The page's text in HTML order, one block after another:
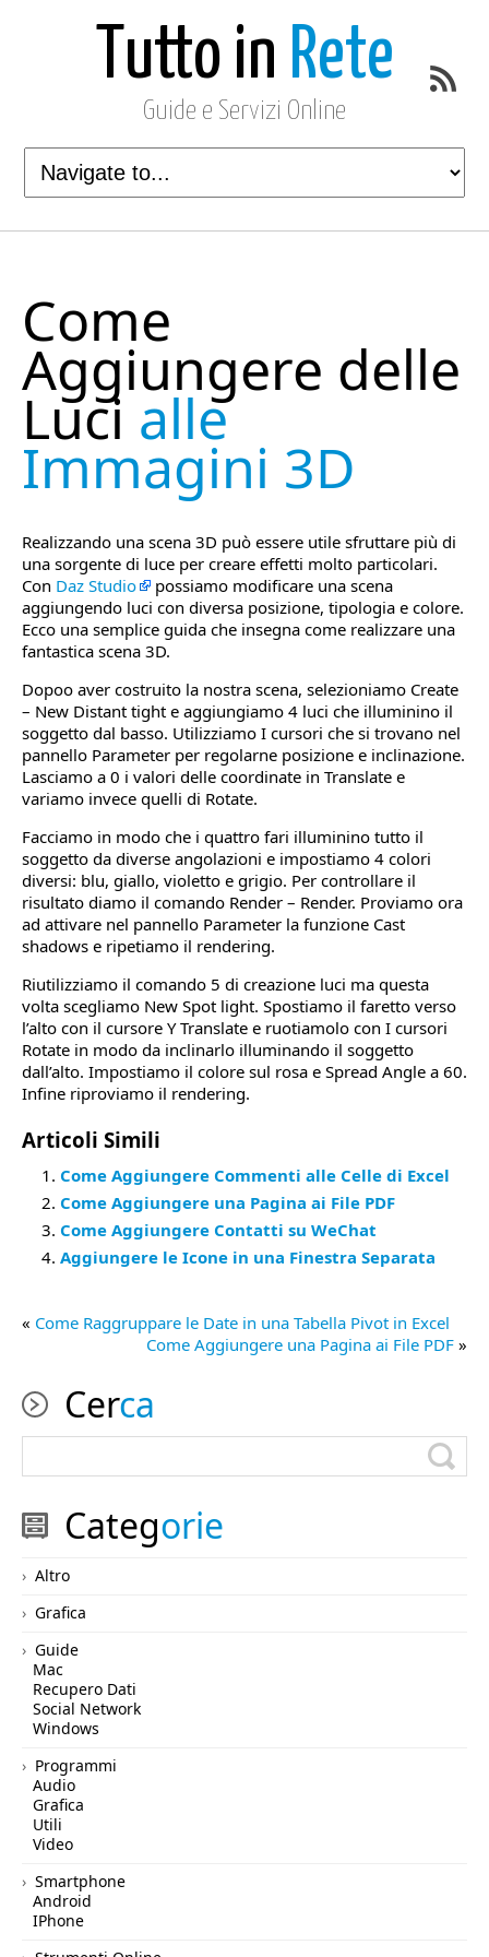
Tutto in Rete
Guide e Servizi Online
Come
Aggiungere delle
Luci alle
Immagini 3D
Realizzando una scena 3D può essere utile sfruttare più di
una sorgente di luce per creare effetti molto particolari.
Con Daz Studio
possiamo modificare una scena
aggiungendo luci con diversa posizione, tipologia e colore.
Ecco una semplice guida che insegna come realizzare una
fantastica scena 3D.
Dopoo aver costruito la nostra scena, selezioniamo Create
– New Distant tight e aggiungiamo 4 luci che illuminino il
soggetto dal basso. Utilizziamo I cursori che si trovano nel
pannello Parameter per regolarne posizione e inclinazione.
Lasciamo a 0 i valori delle coordinate in Translate e
variamo invece quelli di Rotate.
Facciamo in modo che i quattro fari illuminino tutto il
soggetto da diverse angolazioni e impostiamo 4 colori
diversi: blu, giallo, violetto e grigio. Per controllare il
risultato diamo il comando Render – Render. Proviamo ora
ad attivare nel pannello Parameter la funzione Cast
shadows e ripetiamo il rendering.
Riutilizziamo il comando 5 di creazione luci ma questa
volta scegliamo New Spot light. Spostiamo il faretto verso
l’alto con il cursore Y Translate e ruotiamolo con I cursori
Rotate in modo da inclinarlo illuminando il soggetto
dall’alto. Impostiamo il colore sul rosa e Spread Angle a 60.
Infine riproviamo il rendering.
Articoli Simili
Come Aggiungere Commenti alle Celle di Excel
Come Aggiungere una Pagina ai File PDF
Come Aggiungere Contatti su WeChat
Aggiungere le Icone in una Finestra Separata
« Come Raggruppare le Date in una Tabella Pivot in Excel
Come Aggiungere una Pagina ai File PDF »
Cerca
Categorie
Altro
Grafica
Guide
Mac
Recupero Dati
Social Network
Windows
Programmi
Audio
Grafica
Utili
Video
Smartphone
Android
IPhone